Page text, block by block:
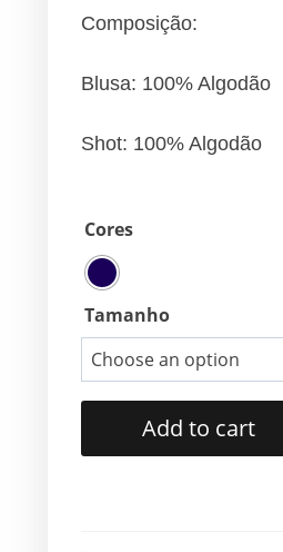
Composição:
Blusa: 100% Algodão
Shot: 100% Algodão
Cores
Tamanho
Add to cart